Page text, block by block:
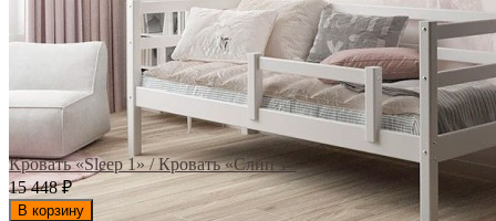
Кровать «Sleep 1» / Кровать «Слип 1»
15 448₽
В корзину